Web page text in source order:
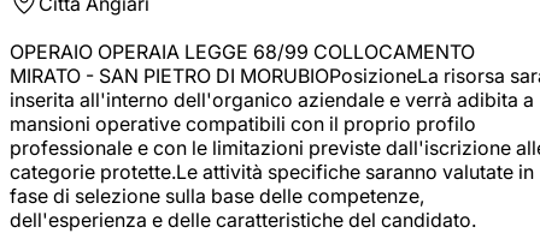
OPERAIO OPERAIA LEGGE 68/99 COLLOCAMENTO
MIRATO - SAN PIETRO DI MORUBIOPosizioneLa risorsa
inserita all'interno dell'organico aziendale e verrà adibita a
mansioni operative compatibili con il proprio profilo
professionale e con le limitazioni previste dall'iscrizione
categorie protette.Le attività specifiche saranno valutate in
fase di selezione sulla base delle competenze,
dell'esperienza e delle caratteristiche del candidato.